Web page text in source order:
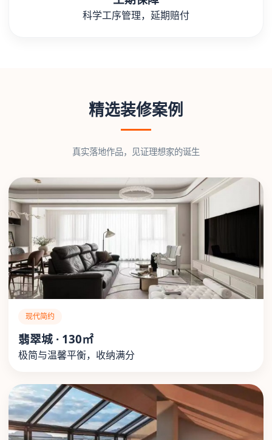
科学工序管理，延期赔付
精选装修案例
真实落地作品，见证理想家的诞生
现代简约
翡翠城 · 130㎡
极简与温馨平衡，收纳满分